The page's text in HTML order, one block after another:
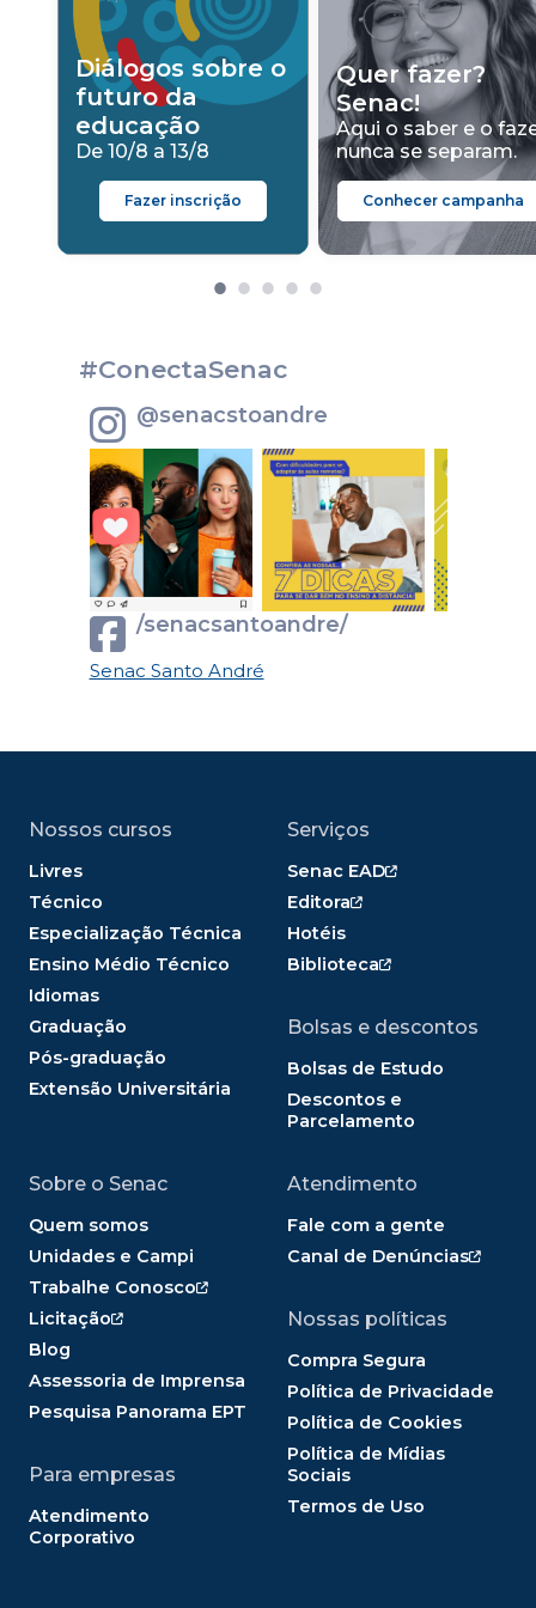
Diálogos sobre o
futuro da
educação
De 10/8 a 13/8
Fazer inscrição
Quer fazer?
Senac!
Aqui o saber e o
nunca se separam.
Conhecer campanha
#ConectaSenac
@senacstoandre
/senacsantoandre/
Senac Santo André
Nossos cursos
Livres
Técnico
Especialização Técnica
Ensino Médio Técnico
Idiomas
Graduação
Pós-graduação
Extensão Universitária
Serviços
Senac EAD
Editora
Hotéis
Biblioteca
Bolsas e descontos
Bolsas de Estudo
Descontos e
Parcelamento
Sobre o Senac
Quem somos
Unidades e Campi
Trabalhe Conosco
Licitação
Blog
Assessoria de Imprensa
Pesquisa Panorama EPT
Para empresas
Atendimento
Corporativo
Atendimento
Fale com a gente
Canal de Denúncias
Nossas políticas
Compra Segura
Política de Privacidade
Política de Cookies
Política de Mídias
Sociais
Termos de Uso